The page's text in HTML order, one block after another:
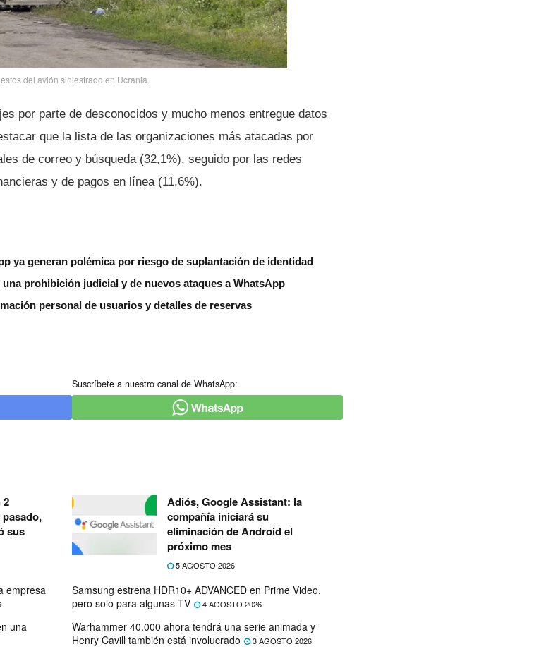
del avión siniestrado en Ucrania.
por parte de desconocidos y mucho menos entregue datos
que la lista de las organizaciones más atacadas por
de correo y búsqueda (32,1%), seguido por las redes
y de pagos en lí­nea (11,6%).
ya generan polémica por riesgo de suplantación de identidad
prohibición judicial y de nuevos ataques a WhatsApp
personal de usuarios y detalles de reservas
Suscríbete a nuestro canal de WhatsApp:
2
sus
Adiós, Google Assistant: la
compañía iniciará su
eliminación de Android el
próximo mes
5 AGOSTO 2026
empresa
Samsung estrena HDR10+ ADVANCED en Prime Video,
pero solo para algunas TV
4 AGOSTO 2026
una
Warhammer 40.000 ahora tendrá una serie animada y
Henry Cavill también está involucrado
3 AGOSTO 2026